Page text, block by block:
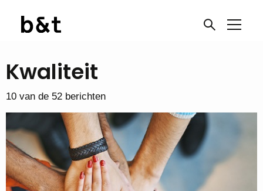
Kwaliteit
10 van de 52 berichten